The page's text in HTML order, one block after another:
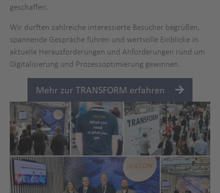
geschaffen.
Wir durften zahlreiche interessierte Besucher begrüßen,
spannende Gespräche führen und wertvolle Einblicke in
aktuelle Herausforderungen und Anforderungen rund um
Digitalisierung und Prozessoptimierung gewinnen.
Mehr zur TRANSFORM erfahren